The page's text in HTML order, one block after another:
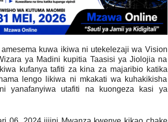
kuwa ikiwa ni utekelezaji wa Vision
ya Madini kupitia Taasisi ya Jiolojia na
kufanya tafiti za kina za majaribio katika
lengo likiwa ni mkakati wa kuhakikisha
yanafanyiwa utafiti na kuongeza kasi ya